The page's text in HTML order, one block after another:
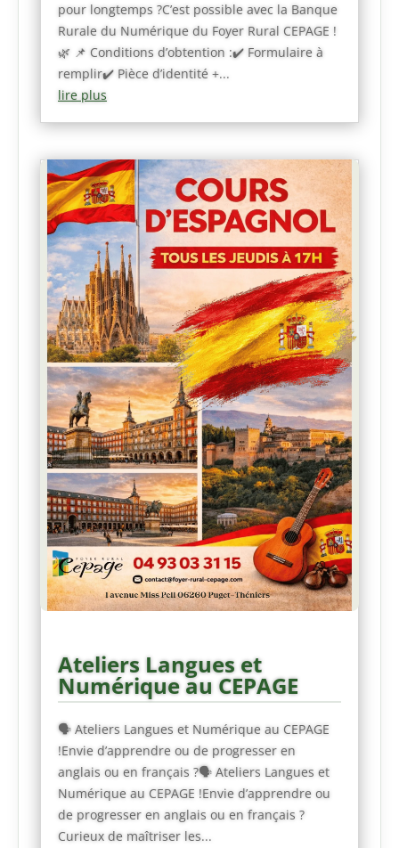
pour longtemps ?C’est possible avec la Banque
Rurale du Numérique du Foyer Rural CEPAGE !
🌿 📌 Conditions d’obtention :✔️ Formulaire à
remplir✔️ Pièce d’identité +...
lire plus
Ateliers Langues et
Numérique au CEPAGE
🗣️ Ateliers Langues et Numérique au CEPAGE
!Envie d’apprendre ou de progresser en
anglais ou en français ?🗣️ Ateliers Langues et
Numérique au CEPAGE !Envie d’apprendre ou
de progresser en anglais ou en français ?
Curieux de maîtriser les...